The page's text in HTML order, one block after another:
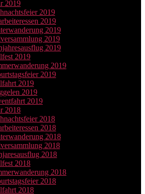
2019
2019
2019
2019
2019
2019
2019
2019
2019
2019
2019
2019
2018
2018
2018
2018
2018
2018
2018
2018
2018
2018